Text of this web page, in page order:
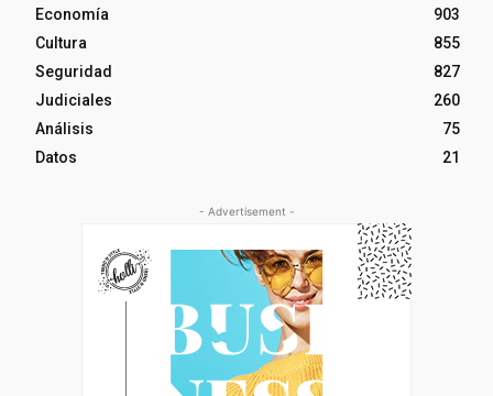
Economía
903
Cultura
855
Seguridad
827
Judiciales
260
Análisis
75
Datos
21
- Advertisement -